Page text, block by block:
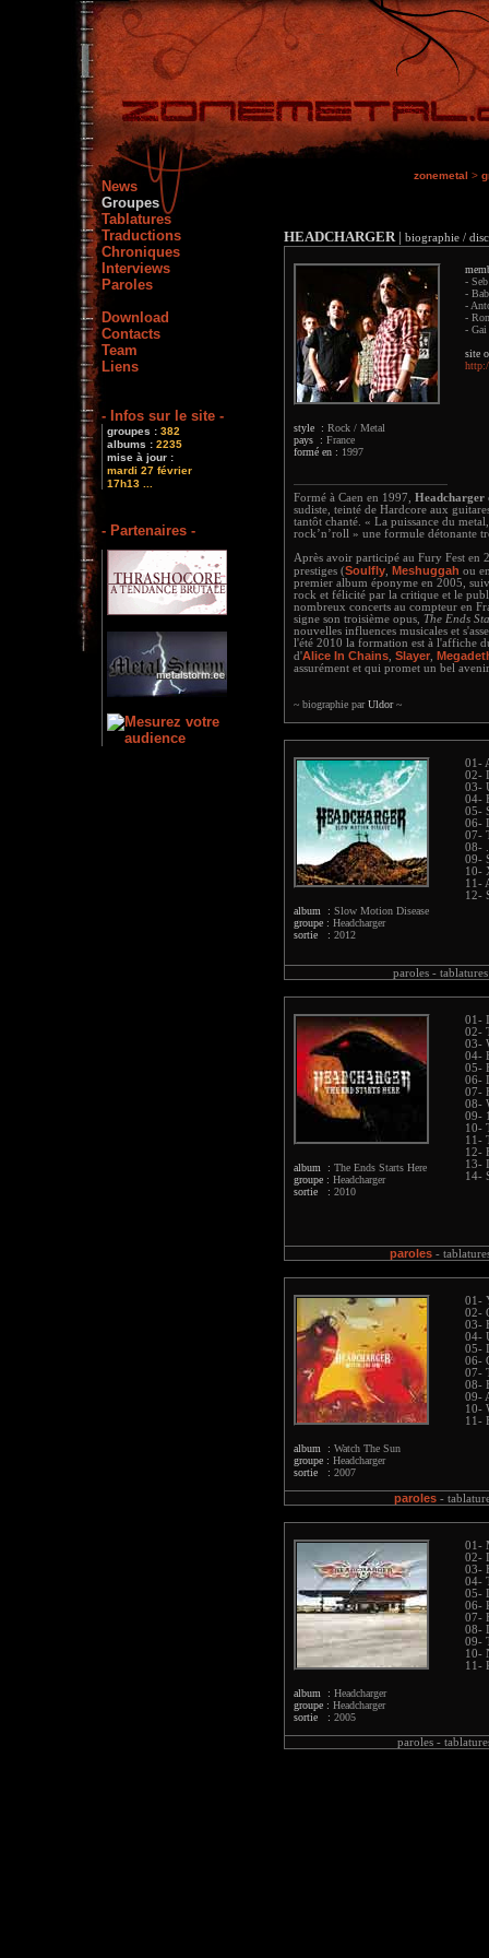
News
Groupes
Tablatures
Traductions
Chroniques
Interviews
Paroles
Download
Contacts
Team
Liens
- Infos sur le site -
groupes : 382
albums : 2235
mise à jour :
mardi 27 février
17h13 ...
- Partenaires -
zonemetal >
HEADCHARGER| biographie /
style : Rock / Metal
pays : France
formé en : 1997
-
-
-
-
- Gai
site
Formé à Caen en 1997, Headcharger
sudiste, teinté de Hardcore aux
tantôt chanté. « La puissance du
rock’n’roll » une formule détonante
Après avoir participé au Fury Fest en
prestiges (Soulfly Meshuggah ou
premier album éponyme en 2005,
rock et félicité par la critique et le
nombreux concerts au compteur en
signe son troisième opus, The Ends
nouvelles influences musicales et
l'été 2010 la formation est à l'affiche
d'Alice In Chains Slayer
assurément et qui promet un bel
~ biographie parUldor~
album : Slow Motion Disease
groupe : Headcharger
sortie : 2012
01-
02-
03-
04-
05-
06-
07-
08-
09-
10-
11-
12-
paroles -
album : The Ends Starts Here
groupe : Headcharger
sortie : 2010
01-
02-
03-
04-
05-
06-
07-
08-
09-
10-
11-
12-
13-
14-
paroles -
album : Watch The Sun
groupe : Headcharger
sortie : 2007
01-
02-
03-
04-
05-
06-
07-
08-
09-
10-
11-
paroles-
album : Headcharger
groupe : Headcharger
sortie : 2005
01-
02-
03-
04-
05-
06-
07-
08-
09-
10-
11-
paroles -